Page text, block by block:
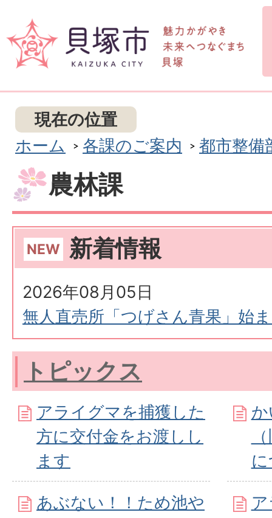
現在の位置
ホーム
各課のご案内 都市整備
農林課
新着情報
2026年08月05日
無人直売所「つげさん青果」始
トピックス
アライグマを捕獲した
方に交付金をお渡しし
ます
あぶない！！ため池や